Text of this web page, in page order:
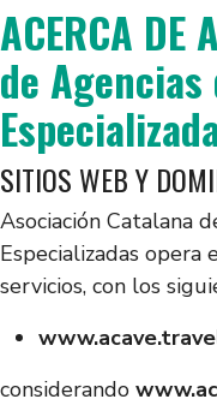
ACERCA
de Agencias
SITIOS WEB Y
Asociación Catalana
Especializadas opera
servicios, con los
considerando